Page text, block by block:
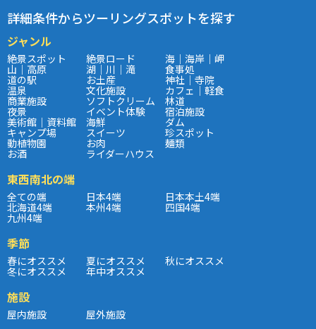
詳細条件からツーリングスポットを探す
ジャンル
絶景スポット 絶景ロード 海｜海岸｜岬
山｜高原 湖｜川｜滝 食事処
道の駅 お土産 神社｜寺院
温泉 文化施設 カフェ｜軽食
商業施設 ソフトクリーム 林道
夜景 イベント体験 宿泊施設
美術館｜資料館 海鮮 ダム
キャンプ場 スイーツ 珍スポット
動植物園 お肉 麺類
お酒 ライダーハウス
東西南北の端
全ての端 日本4端 日本本土4端
北海道4端 本州4端 四国4端
九州4端
季節
春にオススメ 夏にオススメ 秋にオススメ
冬にオススメ 年中オススメ
施設
屋内施設 屋外施設